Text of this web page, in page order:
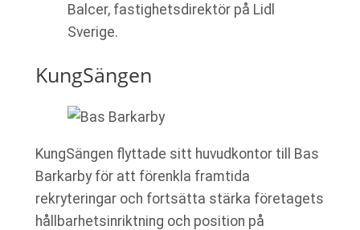
Balcer, fastighetsdirektör på Lidl
Sverige.
KungSängen
KungSängen flyttade sitt huvudkontor till Bas
Barkarby för att förenkla framtida
rekryteringar och fortsätta stärka företagets
hållbarhetsinriktning och position på